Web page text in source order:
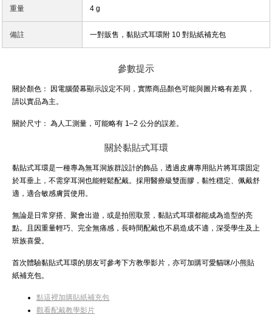
重量 4 g
備註 一對販售，黏貼式耳環附 10 對貼紙補充包
參數提示
關於顏色：
因電腦螢幕顯示設定不同，實際商品顏色可能與圖片略有差異，
請以實品為主。
關於尺寸： 為人工測量，可能略有 1–2 公分的誤差。
關於黏貼式耳環
黏貼式耳環是一種專為無耳洞族群設計的飾品，透過皮膚專用貼片將耳環固定
於耳垂上，不需穿耳洞也能輕鬆配戴。採用醫療級雙面膠，黏性穩定、佩戴舒
適，適合敏感膚質使用。
無論是日常穿搭、聚會出遊，或是拍照取景，黏貼式耳環都能成為造型的亮
點。且因重量輕巧、完全無痛感，長時間配戴也不易造成不適，深受學生及上
班族喜愛。
首次體驗黏貼式耳環的朋友可參考下方教學影片，亦可加購可愛貓咪/小熊貼
紙補充包。
點這裡加購貼紙補充包
觀看配戴教學影片